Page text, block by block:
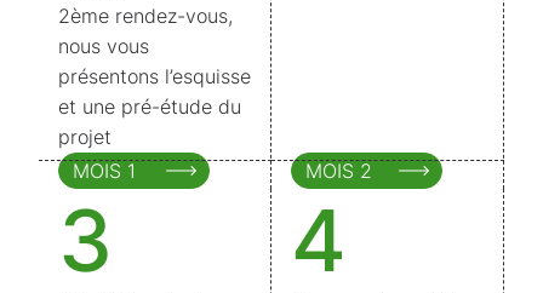
2ème rendez-vous,
nous vous
présentons l’esquisse
et une pré-étude du
projet
MOIS 1
MOIS 2
3 4